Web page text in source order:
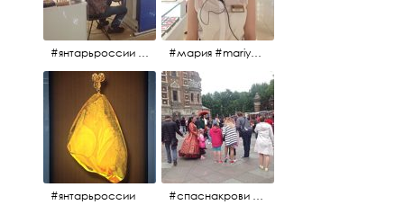
#янтарьроссии #янтарь #мария #mariya #янтарьроссии
#янтарьроссии #спаснакрови #михайловскийсад